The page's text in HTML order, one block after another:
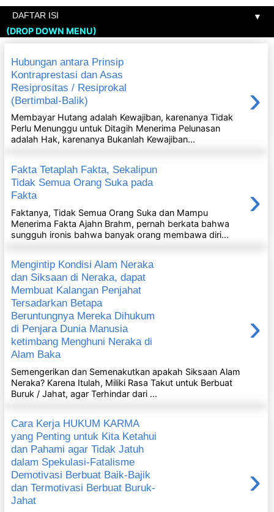
▼
(DROP DOWN MENU)
Hubungan antara Prinsip
Kontraprestasi dan Asas
Resiprositas / Resiprokal
(Bertimbal-Balik)
›
Membayar Hutang adalah Kewajiban, karenanya Tidak
Perlu Menunggu untuk Ditagih Menerima Pelunasan
adalah Hak, karenanya Bukanlah Kewajiban...
Fakta Tetaplah Fakta, Sekalipun
Tidak Semua Orang Suka pada
Fakta
›
Faktanya, Tidak Semua Orang Suka dan Mampu
Menerima Fakta Ajahn Brahm, pernah berkata bahwa
sungguh ironis bahwa banyak orang membawa diri...
Mengintip Kondisi Alam Neraka
dan Siksaan di Neraka, dapat
Membuat Kalangan Penjahat
Tersadarkan Betapa
Beruntungnya Mereka Dihukum
di Penjara Dunia Manusia
ketimbang Menghuni Neraka di
Alam Baka
›
Semengerikan dan Semenakutkan apakah Siksaan Alam
Neraka? Karena Itulah, Miliki Rasa Takut untuk Berbuat
Buruk / Jahat, agar Terhindar dari ...
Cara Kerja HUKUM KARMA
yang Penting untuk Kita Ketahui
dan Pahami agar Tidak Jatuh
dalam Spekulasi-Fatalisme
Demotivasi Berbuat Baik-Bajik
dan Termotivasi Berbuat Buruk-
Jahat
›